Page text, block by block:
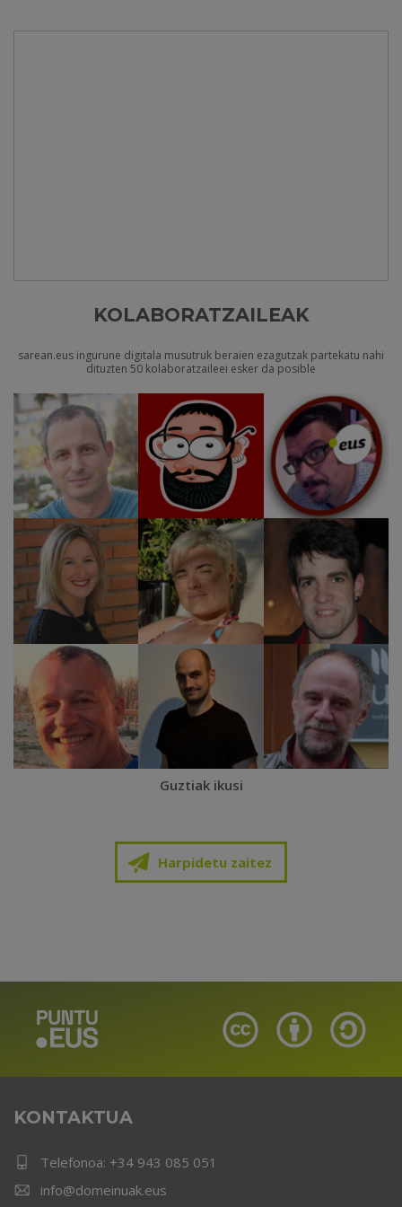
KOLABORATZAILEAK
sarean.eus ingurune digitala musutruk beraien ezagutzak partekatu nahi
dituzten 50 kolaboratzaileei esker da posible
Guztiak ikusi
Harpidetu zaitez
KONTAKTUA
Telefonoa: +34 943 085 051
info@domeinuak.eus